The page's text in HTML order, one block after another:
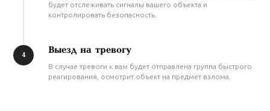
будет отслеживать сигналы вашего объекта и
контролировать безопасность.
Выезд на тревогу
В случае тревоги к вам будет отправлена группа быстрого
реагирования, осмотрит объект на предмет взлома.